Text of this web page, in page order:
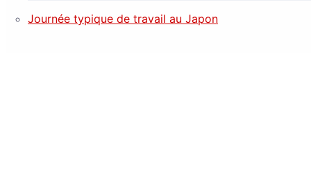
Journée typique de travail au Japon